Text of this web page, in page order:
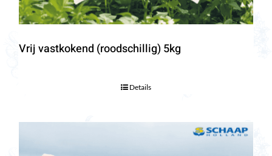
Vrij vastkokend (roodschillig) 5kg
Details